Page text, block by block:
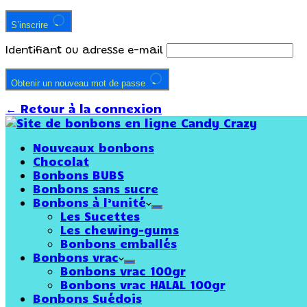
S’inscrire
Identifiant ou adresse e-mail
Obtenir un nouveau mot de passe
← Retour à la connexion
Nouveaux bonbons
Chocolat
Bonbons BUBS
Bonbons sans sucre
Bonbons à l’unité
Les Sucettes
Les chewing-gums
Bonbons emballés
Bonbons vrac
Bonbons vrac 100gr
Bonbons vrac HALAL 100gr
Bonbons Suédois